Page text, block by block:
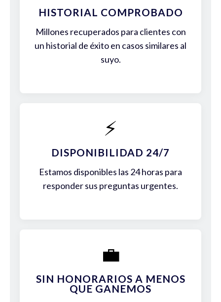
HISTORIAL COMPROBADO
Millones recuperados para clientes con
un historial de éxito en casos similares al
suyo.
⚡
DISPONIBILIDAD 24/7
Estamos disponibles las 24 horas para
responder sus preguntas urgentes.
💼
SIN HONORARIOS A MENOS
QUE GANEMOS